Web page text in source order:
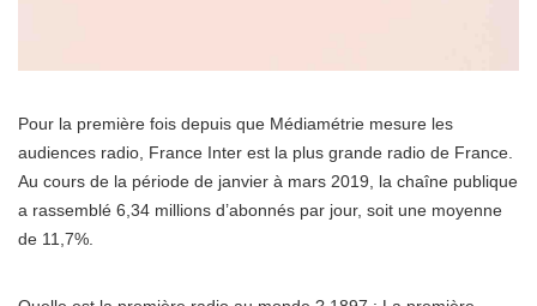
Pour la première fois depuis que Médiamétrie mesure les
audiences radio, France Inter est la plus grande radio de France.
Au cours de la période de janvier à mars 2019, la chaîne publique
a rassemblé 6,34 millions d’abonnés par jour, soit une moyenne
de 11,7%.